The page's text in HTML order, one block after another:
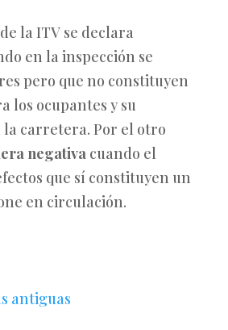
la ITV se declara
en la inspección se
pero que no constituyen
los ocupantes y su
carretera. Por el otro
negativa cuando el
que sí constituyen un
en circulación.
antiguas